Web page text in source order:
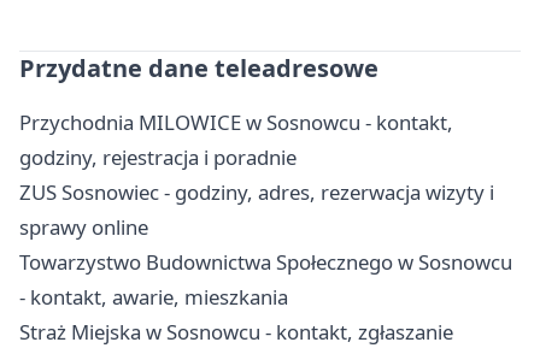
Przydatne dane teleadresowe
Przychodnia MILOWICE w Sosnowcu - kontakt,
godziny, rejestracja i poradnie
ZUS Sosnowiec - godziny, adres, rezerwacja wizyty i
sprawy online
Towarzystwo Budownictwa Społecznego w Sosnowcu
- kontakt, awarie, mieszkania
Straż Miejska w Sosnowcu - kontakt, zgłaszanie